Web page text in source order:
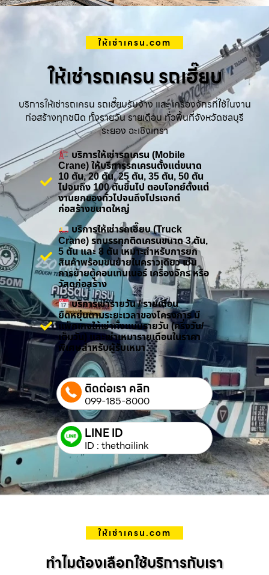
ให้เช่าเครน.com
ให้เช่ารถเครน รถเฮี๊ยบ
บริการให้เช่ารถเครน รถเฮี๊ยบรับจ้าง และ เครื่องจักรที่ใช้ในงาน
ก่อสร้างทุกชนิด ทั้งรายวัน รายเดือน ทั่วพื้นที่จังหวัดชลบุรี
ระยอง ฉะเชิงเทรา
บริการให้เช่ารถเครน (Mobile
Crane) ให้บริการรถเครนตั้งแต่ขนาด
10 ตัน, 20 ตัน, 25 ตัน, 35 ตัน, 50 ตัน
ไปจนถึง 100 ตันขึ้นไป ตอบโจทย์ตั้งแต่
งานยกของทั่วไปจนถึงโปรเจกต์
ก่อสร้างขนาดใหญ่
บริการให้เช่ารถเฮี๊ยบ (Truck
Crane) รถบรรทุกติดเครนขนาด 3 ตัน,
5 ตัน และ 8 ตัน เหมาะสำหรับการยก
สินค้าพร้อมขนย้ายในคราวเดียว เช่น
การย้ายตู้คอนเทนเนอร์ เครื่องจักร หรือ
วัสดุก่อสร้าง
บริการเช่ารายวัน / รายเดือน
ยืดหยุ่นตามระยะเวลาของโครงการ มี
แพ็กเกจให้เช่าทั้งแบบรายวัน (ครึ่งวัน/
เต็มวัน) และเช่าเหมารายเดือนในราคา
พิเศษสำหรับผู้รับเหมา
ติดต่อเรา คลิก
099-185-8000
LINE ID
ID : thethailink
ให้เช่าเครน.com
ทำไมต้องเลือกใช้บริการกับเรา